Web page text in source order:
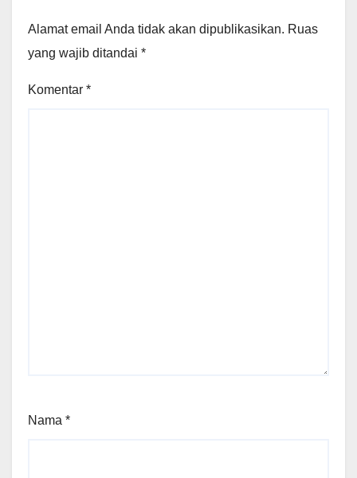
Alamat email Anda tidak akan dipublikasikan. Ruas
yang wajib ditandai *
Komentar *
Nama *